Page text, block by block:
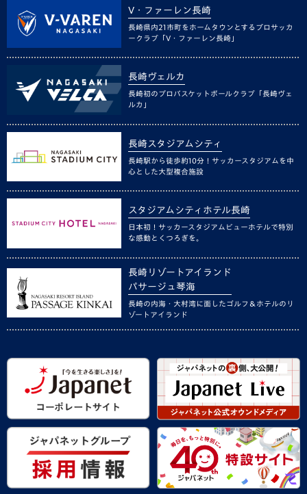
V・ファーレン長崎
長崎県内21市町をホームタウンとするプロサッカ
ークラブ「V・ファーレン長崎」
長崎ヴェルカ
長崎初のプロバスケットボールクラブ「長崎ヴェ
ルカ」
長崎スタジアムシティ
長崎駅から徒歩約10分！サッカースタジアムを中
心とした大型複合施設
スタジアムシティホテル長崎
日本初！サッカースタジアムビューホテルで特別
な感動とくつろぎを。
長崎リゾートアイランド
パサージュ琴海
長崎の内海・大村湾に面したゴルフ＆ホテルのリ
ゾートアイランド